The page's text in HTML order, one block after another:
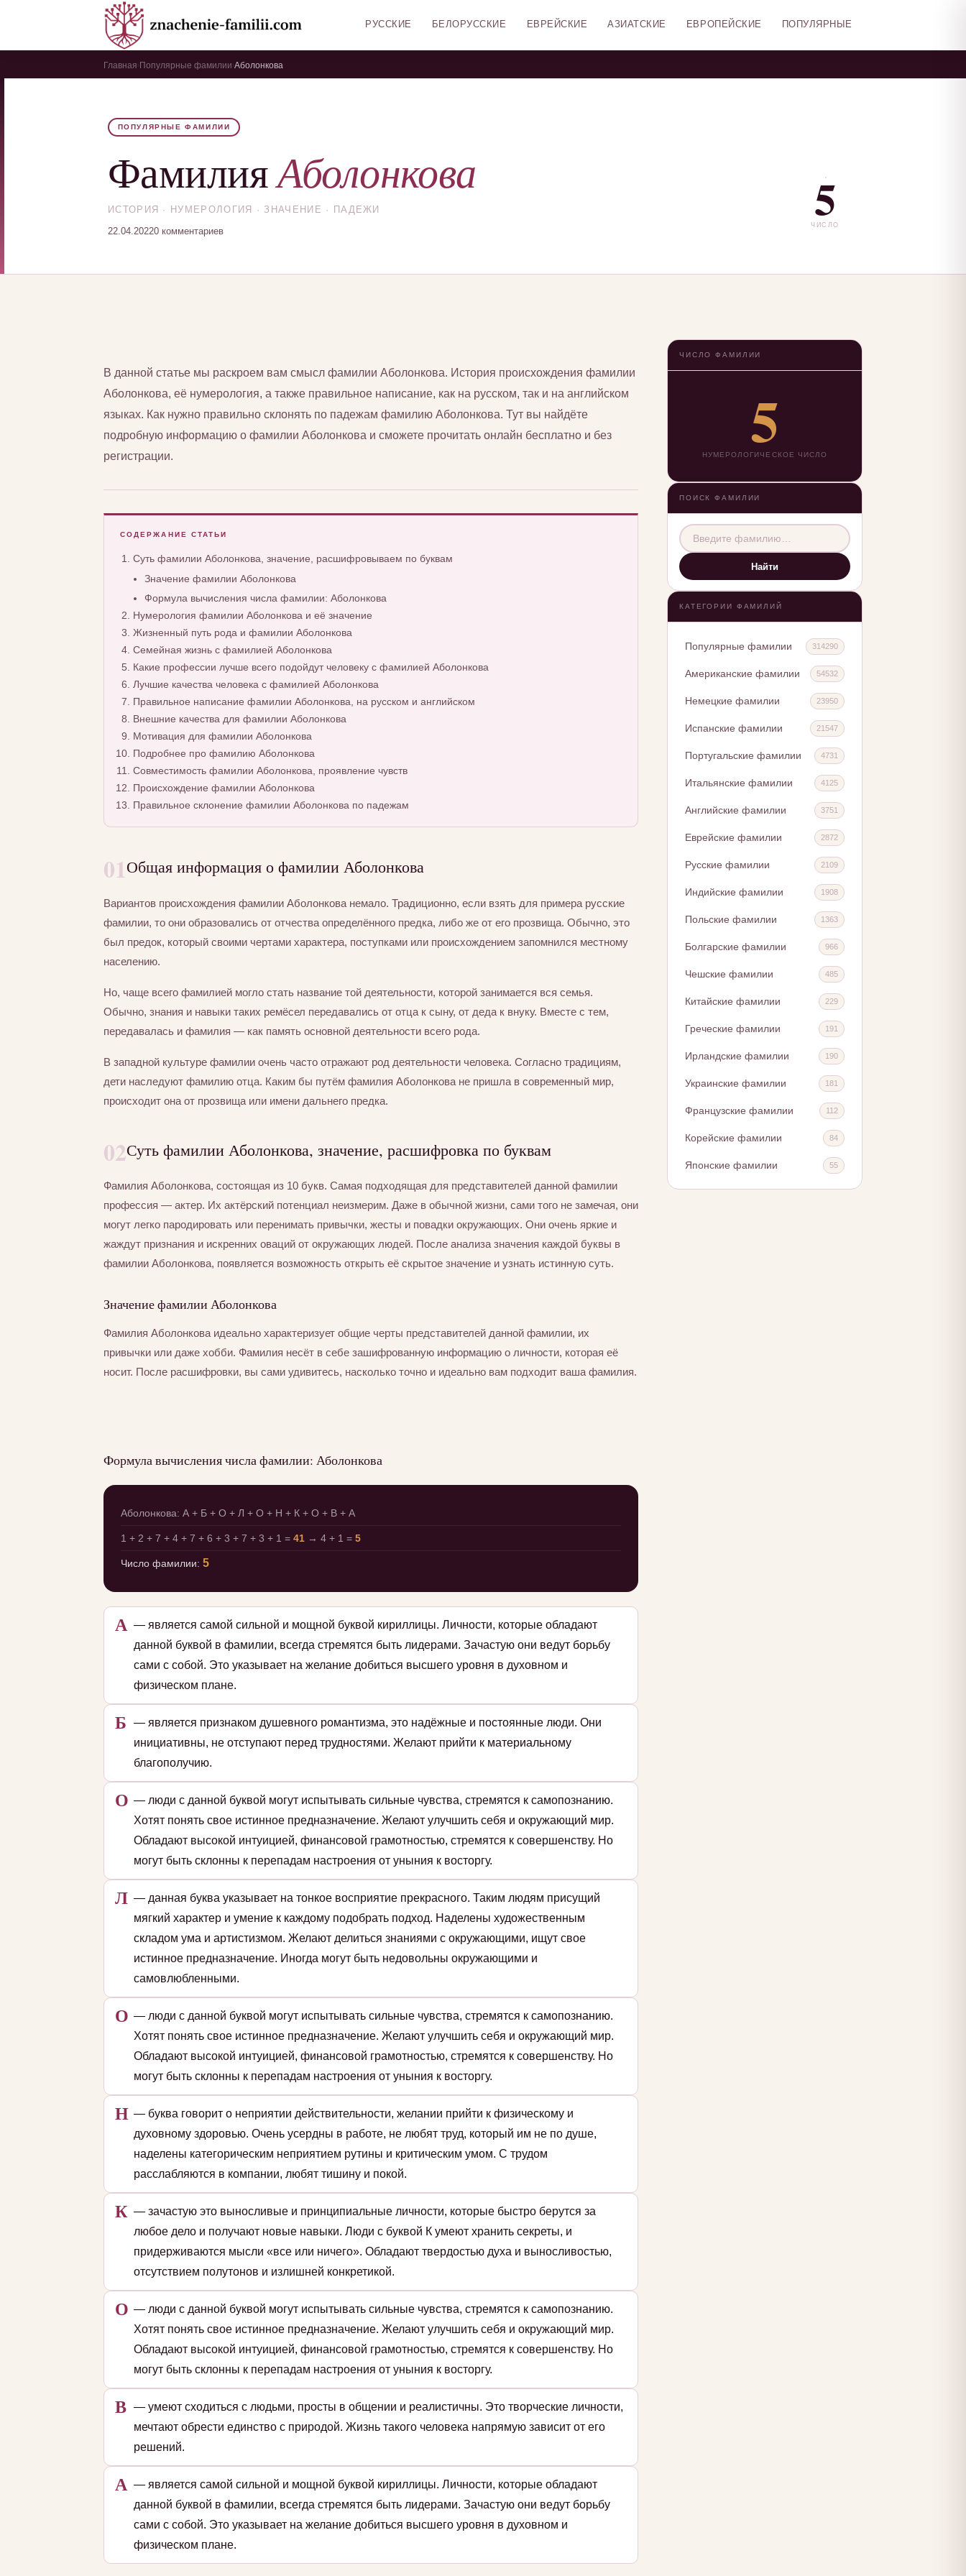
РУССКИЕ БЕЛОРУССКИЕ ЕВРЕЙСКИЕ АЗИАТСКИЕ ЕВРОПЕЙСКИЕ ПОПУЛЯРНЫЕ
Главная Популярные фамилии Аболонкова
ПОПУЛЯРНЫЕ ФАМИЛИИ
ФамилияАболонкова
ИСТОРИЯ · НУМЕРОЛОГИЯ · ЗНАЧЕНИЕ · ПАДЕЖИ
22.04.20220 комментариев
5
ЧИСЛО
В данной статье мы раскроем вам смысл фамилии Аболонкова. История происхождения фамилии
Аболонкова, её нумерология, а также правильное написание, как на русском, так и на английском
языках. Как нужно правильно склонять по падежам фамилию Аболонкова. Тут вы найдёте
подробную информацию о фамилии Аболонкова и сможете прочитать онлайн бесплатно и без
регистрации.
СОДЕРЖАНИЕ СТАТЬИ
Суть фамилии Аболонкова, значение, расшифровываем по буквам
Значение фамилии Аболонкова
Формула вычисления числа фамилии: Аболонкова
Нумерология фамилии Аболонкова и её значение
Жизненный путь рода и фамилии Аболонкова
Семейная жизнь с фамилией Аболонкова
Какие профессии лучше всего подойдут человеку с фамилией Аболонкова
Лучшие качества человека с фамилией Аболонкова
Правильное написание фамилии Аболонкова, на русском и английском
Внешние качества для фамилии Аболонкова
Мотивация для фамилии Аболонкова
Подробнее про фамилию Аболонкова
Совместимость фамилии Аболонкова, проявление чувств
Происхождение фамилии Аболонкова
Правильное склонение фамилии Аболонкова по падежам
01Общая информация о фамилии Аболонкова
Вариантов происхождения фамилии Аболонкова немало. Традиционно, если взять для примера русские
фамилии, то они образовались от отчества определённого предка, либо же от его прозвища. Обычно, это
был предок, который своими чертами характера, поступками или происхождением запомнился местному
населению.
Но, чаще всего фамилией могло стать название той деятельности, которой занимается вся семья.
Обычно, знания и навыки таких ремёсел передавались от отца к сыну, от деда к внуку. Вместе с тем,
передавалась и фамилия — как память основной деятельности всего рода.
В западной культуре фамилии очень часто отражают род деятельности человека. Согласно традициям,
дети наследуют фамилию отца. Каким бы путём фамилия Аболонкова не пришла в современный мир,
происходит она от прозвища или имени дальнего предка.
02Суть фамилии Аболонкова, значение, расшифровка по буквам
Фамилия Аболонкова, состоящая из 10 букв. Самая подходящая для представителей данной фамилии
профессия — актер. Их актёрский потенциал неизмерим. Даже в обычной жизни, сами того не замечая, они
могут легко пародировать или перенимать привычки, жесты и повадки окружающих. Они очень яркие и
жаждут признания и искренних оваций от окружающих людей. После анализа значения каждой буквы в
фамилии Аболонкова, появляется возможность открыть её скрытое значение и узнать истинную суть.
Значение фамилии Аболонкова
Фамилия Аболонкова идеально характеризует общие черты представителей данной фамилии, их
привычки или даже хобби. Фамилия несёт в себе зашифрованную информацию о личности, которая её
носит. После расшифровки, вы сами удивитесь, насколько точно и идеально вам подходит ваша фамилия.
Формула вычисления числа фамилии: Аболонкова
Аболонкова: А + Б + О + Л + О + Н + К + О + В + А
1 + 2 + 7 + 4 + 7 + 6 + 3 + 7 + 3 + 1 = 41 → 4 + 1 = 5
Число фамилии: 5
А — является самой сильной и мощной буквой кириллицы. Личности, которые обладают
данной буквой в фамилии, всегда стремятся быть лидерами. Зачастую они ведут борьбу
сами с собой. Это указывает на желание добиться высшего уровня в духовном и
физическом плане.
Б
— является признаком душевного романтизма, это надёжные и постоянные люди. Они
инициативны, не отступают перед трудностями. Желают прийти к материальному
благополучию.
О — люди с данной буквой могут испытывать сильные чувства, стремятся к самопознанию.
Хотят понять свое истинное предназначение. Желают улучшить себя и окружающий мир.
Обладают высокой интуицией, финансовой грамотностью, стремятся к совершенству. Но
могут быть склонны к перепадам настроения от уныния к восторгу.
Л — данная буква указывает на тонкое восприятие прекрасного. Таким людям присущий
мягкий характер и умение к каждому подобрать подход. Наделены художественным
складом ума и артистизмом. Желают делиться знаниями с окружающими, ищут свое
истинное предназначение. Иногда могут быть недовольны окружающими и
самовлюбленными.
О — люди с данной буквой могут испытывать сильные чувства, стремятся к самопознанию.
Хотят понять свое истинное предназначение. Желают улучшить себя и окружающий мир.
Обладают высокой интуицией, финансовой грамотностью, стремятся к совершенству. Но
могут быть склонны к перепадам настроения от уныния к восторгу.
Н — буква говорит о неприятии действительности, желании прийти к физическому и
духовному здоровью. Очень усердны в работе, не любят труд, который им не по душе,
наделены категорическим неприятием рутины и критическим умом. С трудом
расслабляются в компании, любят тишину и покой.
К — зачастую это выносливые и принципиальные личности, которые быстро берутся за
любое дело и получают новые навыки. Люди с буквой К умеют хранить секреты, и
придерживаются мысли «все или ничего». Обладают твердостью духа и выносливостью,
отсутствием полутонов и излишней конкретикой.
О — люди с данной буквой могут испытывать сильные чувства, стремятся к самопознанию.
Хотят понять свое истинное предназначение. Желают улучшить себя и окружающий мир.
Обладают высокой интуицией, финансовой грамотностью, стремятся к совершенству. Но
могут быть склонны к перепадам настроения от уныния к восторгу.
В — умеют сходиться с людьми, просты в общении и реалистичны. Это творческие личности,
мечтают обрести единство с природой. Жизнь такого человека напрямую зависит от его
решений.
А — является самой сильной и мощной буквой кириллицы. Личности, которые обладают
данной буквой в фамилии, всегда стремятся быть лидерами. Зачастую они ведут борьбу
сами с собой. Это указывает на желание добиться высшего уровня в духовном и
физическом плане.
ЧИСЛО ФАМИЛИИ
5
НУМЕРОЛОГИЧЕСКОЕ ЧИСЛО
ПОИСК ФАМИЛИИ
Найти
КАТЕГОРИИ ФАМИЛИЙ
Популярные фамилии 314290
Американские фамилии 54532
Немецкие фамилии 23950
Испанские фамилии 21547
Португальские фамилии 4731
Итальянские фамилии 4125
Английские фамилии 3751
Еврейские фамилии 2872
Русские фамилии 2109
Индийские фамилии 1908
Польские фамилии 1363
Болгарские фамилии 966
Чешские фамилии 485
Китайские фамилии 229
Греческие фамилии 191
Ирландские фамилии 190
Украинские фамилии 181
Французские фамилии 112
Корейские фамилии 84
Японские фамилии 55